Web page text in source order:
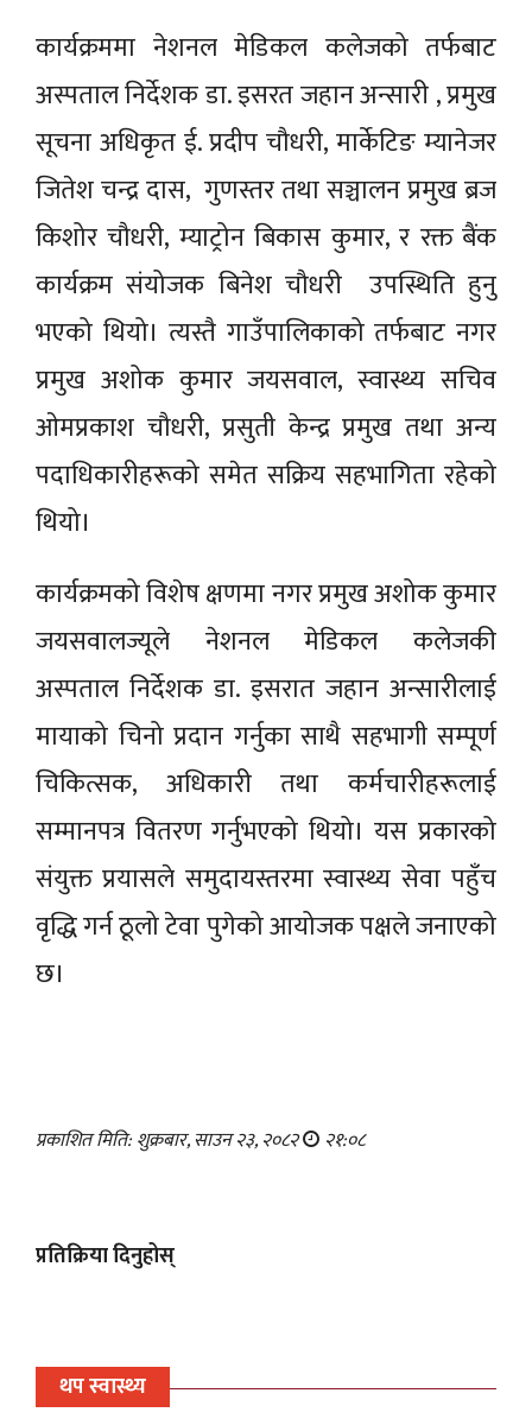
कार्यक्रममा नेशनल मेडिकल कलेजको तर्फबाट
अस्पताल निर्देशक डा. इसरत जहान अन्सारी , प्रमुख
सूचना अधिकृत ई. प्रदीप चौधरी, मार्केटिङ म्यानेजर
जितेश चन्द्र दास, गुणस्तर तथा सञ्चालन प्रमुख ब्रज
किशोर चौधरी, म्याट्रोन बिकास कुमार, र रक्त बैंक
कार्यक्रम संयोजक बिनेश चौधरी उपस्थिति हुनु
भएको थियो। त्यस्तै गाउँपालिकाको तर्फबाट नगर
प्रमुख अशोक कुमार जयसवाल, स्वास्थ्य सचिव
ओमप्रकाश चौधरी, प्रसुती केन्द्र प्रमुख तथा अन्य
पदाधिकारीहरूको समेत सक्रिय सहभागिता रहेको
थियो।
कार्यक्रमको विशेष क्षणमा नगर प्रमुख अशोक कुमार
जयसवालज्यूले नेशनल मेडिकल कलेजकी
अस्पताल निर्देशक डा. इसरात जहान अन्सारीलाई
मायाको चिनो प्रदान गर्नुका साथै सहभागी सम्पूर्ण
चिकित्सक, अधिकारी तथा कर्मचारीहरूलाई
सम्मानपत्र वितरण गर्नुभएको थियो। यस प्रकारको
संयुक्त प्रयासले समुदायस्तरमा स्वास्थ्य सेवा पहुँच
वृद्धि गर्न ठूलो टेवा पुगेको आयोजक पक्षले जनाएको
छ।
प्रकाशित मिति: शुक्रबार, साउन २३, २०८२ २१:०८
प्रतिक्रिया दिनुहोस्
थप स्वास्थ्य